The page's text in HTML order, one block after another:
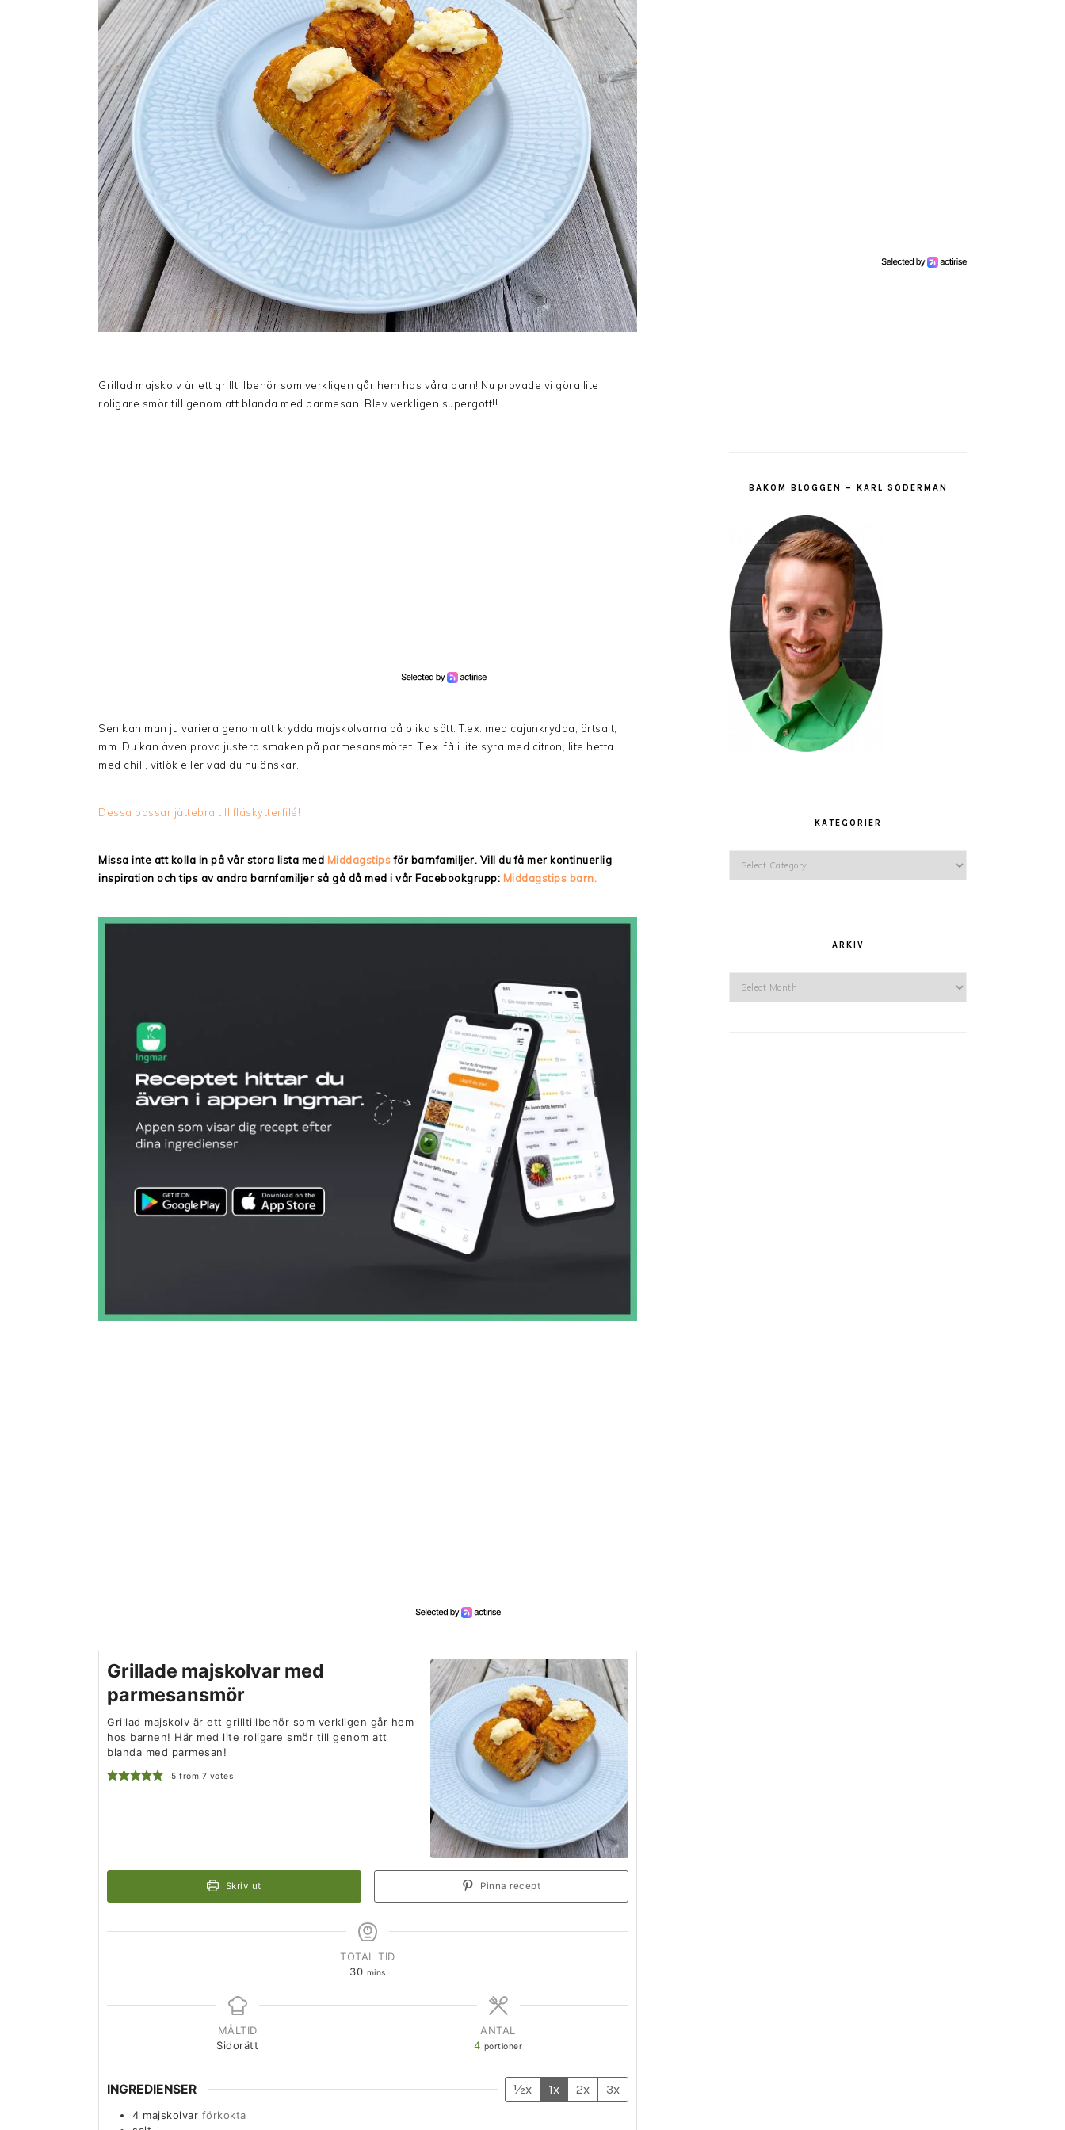
Grillad majskolv är ett grilltillbehör som verkligen går hem hos våra barn! Nu provade vi göra lite
roligare smör till genom att blanda med parmesan. Blev verkligen supergott!!
Sen kan man ju variera genom att krydda majskolvarna på olika sätt. T.ex. med cajunkrydda, örtsalt,
mm. Du kan även prova justera smaken på parmesansmöret. T.ex. få i lite syra med citron, lite hetta
med chili, vitlök eller vad du nu önskar.
Dessa passar jättebra till fläskytterfilé!
Missa inte att kolla in på vår stora lista med Middagstipsför barnfamiljer. Vill du få mer kontinuerlig
inspiration och tips av andra barnfamiljer så gå då med i vår Facebookgrupp: Middagstips barn.
Grillade majskolvar med
parmesansmör
Grillad majskolv är ett grilltillbehör som verkligen går hem
hos barnen! Här med lite roligare smör till genom att
blanda med parmesan!
5 from 7 votes
Skriv ut Pinna recept
TOTAL TID
30 mins
MÅLTID
Sidorätt
ANTAL
4 portioner
INGREDIENSER ½x 1x 2x 3x
4 majskolvar förkokta
BAKOM BLOGGEN – KARL SÖDERMAN
KATEGORIER
ARKIV